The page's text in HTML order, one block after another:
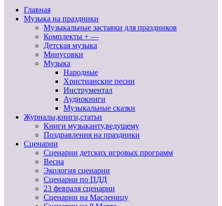
Главная
Музыка на праздники
Музыкальные заставки для праздников
Комплекты + —
Детская музыка
Минусовки
Музыка
Народные
Христианские песни
Инструментал
Аудиокниги
Музыкальные сказки
Журналы,книги,статьи
Книги музыканту,ведущему
Поздравления на праздники
Сценарии
Сценарии детских игровых программ
Весна
Экология сценарии
Сценарии по ПДД
23 февраля сценарии
Сценарии на Масленицу